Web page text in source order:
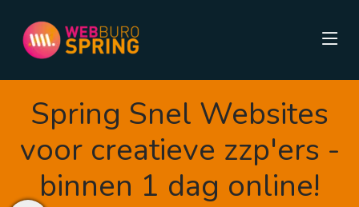
Spring Snel Websites
voor creatieve zzp'ers -
binnen 1 dag online!